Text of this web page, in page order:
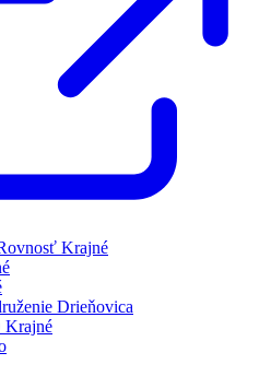
Krajné
Drieňovica
Krajné